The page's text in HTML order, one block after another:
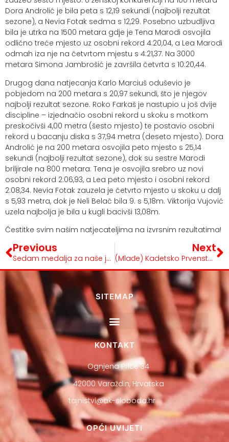
Dora Androlić je bila peta s 12,19 sekundi (najbolji rezultat
sezone), a Nevia Fotak sedma s 12,29. Posebno uzbudljiva
bila je utrka na 1500 metara gdje je Tena Marodi osvojila
odlično treće mjesto uz osobni rekord 4:20,04, a Lea Marodi
odmah iza nje na četvrtom mjestu s 4:21,37. Na 3000
metara Simona Jambrošić je završila četvrta s 10:20,44.
Drugog dana natjecanja Karlo Marciuš oduševio je
pobjedom na 200 metara s 20,97 sekundi, što je njegov
najbolji rezultat sezone. Roko Farkaš je nastupio u još dvije
discipline – izjednačio osobni rekord u skoku s motkom
preskočivši 4,00 metra (šesto mjesto) te postavio osobni
rekord u bacanju diska s 37,94 metra (deseto mjesto). Dora
Androlić je na 200 metara osvojila peto mjesto s 25,14
sekundi (najbolji rezultat sezone), dok su sestre Marodi
briljirale na 800 metara: Tena je osvojila srebro uz novi
osobni rekord 2:06,93, a Lea peto mjesto i osobni rekord
2:08,34. Nevia Fotak zauzela je četvrto mjesto u skoku u dalj
s 5,93 metra, dok je Neli Belač bila 9. s 5,18m. Viktorija Vujović
uzela najbolja je bila u kugli bacivši 13,08m.
Čestitke svim našim natjecateljima na izvrsnim rezultatima!
Previous
Sedam medalja za naše juniore!
Next
(Mlađe) Kadetsko Prvenstvo Hrvatske!
SITEMAP
KONTAKT
Ognjena Price 34
42000 Varaždin, Hrvatska
tajnistvi@ak-sloboda.hr
OPĆI UVIJETI